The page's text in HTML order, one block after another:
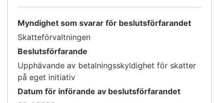
Myndighet som svarar för beslutsförfarandet
Skatteförvaltningen
Beslutsförfarande
Upphävande av betalningsskyldighet för skatter
på eget initiativ
Datum för införande av beslutsförfarandet